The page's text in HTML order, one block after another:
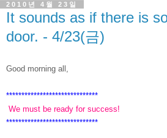
2010년 4월 23일
It sounds as if there is
door. - 4/23(금)
Good morning all,
******************************
We must be ready for success!
******************************